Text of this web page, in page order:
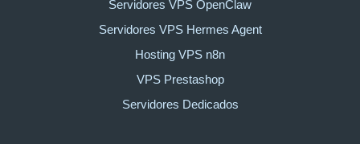
Servidores VPS OpenClaw
Servidores VPS Hermes Agent
Hosting VPS n8n
VPS Prestashop
Servidores Dedicados